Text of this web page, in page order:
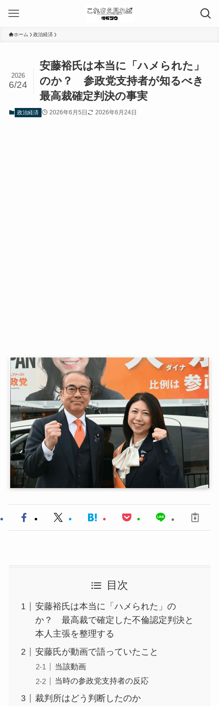
ホーム 政治経済
安藤裕氏は本当に「ハメられた」
のか？ 参政党支持者が知るべき
最高裁確定判決の事実
2026
6/24
政治経済 2026年6月5日 2026年6月24日
目次
安藤裕氏は本当に「ハメられた」の
か？ 最高裁で確定した不倫認定判決と
本人主張を整理する
安藤氏が動画で語っていたこと
当該動画
当時の参政党支持者の反応
裁判所はどう判断したのか